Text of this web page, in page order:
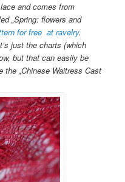
and comes from
„Spring: flowers and
for free at ravelry.
just the charts (which
but that can easily be
„Chinese Waitress Cast